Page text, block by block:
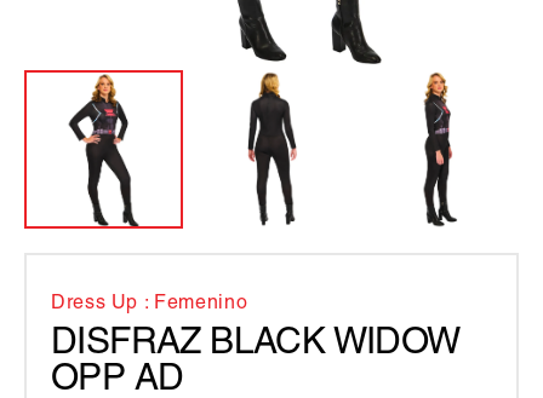
Dress Up : Femenino
DISFRAZ BLACK WIDOW
OPP AD